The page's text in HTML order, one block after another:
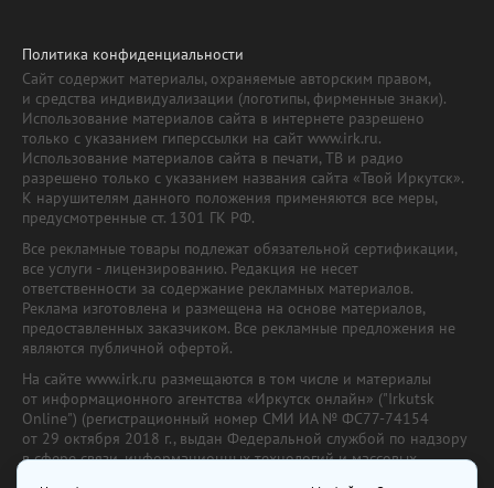
Политика конфиденциальности
Сайт содержит материалы, охраняемые авторским правом,
и средства индивидуализации (логотипы, фирменные знаки).
Использование материалов сайта в интернете разрешено
только с указанием гиперссылки на сайт www.irk.ru.
Использование материалов сайта в печати, ТВ и радио
разрешено только с указанием названия сайта «Твой Иркутск».
К нарушителям данного положения применяются все меры,
предусмотренные ст. 1301 ГК РФ.
Все рекламные товары подлежат обязательной сертификации,
все услуги - лицензированию. Редакция не несет
ответственности за содержание рекламных материалов.
Реклама изготовлена и размещена на основе материалов,
предоставленных заказчиком. Все рекламные предложения не
являются публичной офертой.
На сайте www.irk.ru размещаются в том числе и материалы
от информационного агентства «Иркутск онлайн» ("Irkutsk
Online") (регистрационный номер СМИ ИА № ФС77-74154
от 29 октября 2018 г., выдан Федеральной службой по надзору
в сфере связи, информационных технологий и массовых